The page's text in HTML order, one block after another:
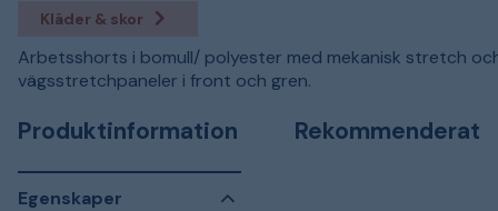
Kläder & skor
Arbetsshorts i bomull/ polyester med mekanisk stretch
vägsstretchpaneler i front och gren.
Produktinformation
Egenskaper
Rekommenderat